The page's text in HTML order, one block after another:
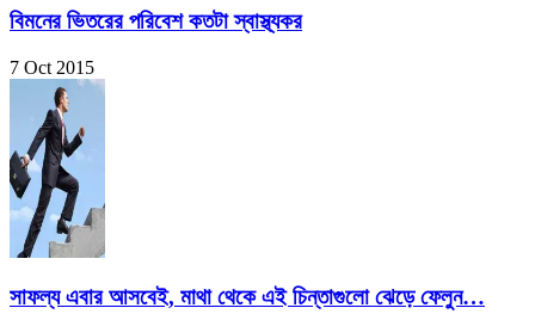
বিমনের ভিতরের পরিবেশ কতটা স্বাস্থ্যকর
7 Oct 2015
সাফল্য এবার আসবেই, মাথা থেকে এই চিন্তাগুলো ঝেড়ে ফেলুন…